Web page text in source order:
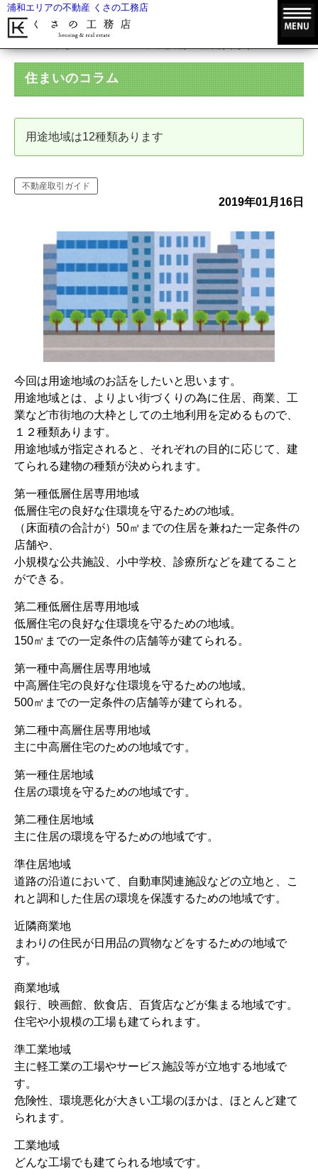
浦和エリアの不動産 くさの工務店
住まいのコラム
用途地域は12種類あります
不動産取引ガイド
2019年01月16日
今回は用途地域のお話をしたいと思います。
用途地域とは、よりよい街づくりの為に住居、商業、工
業など市街地の大枠としての土地利用を定めるもので、
１２種類あります。
用途地域が指定されると、それぞれの目的に応じて、建
てられる建物の種類が決められます。
第一種低層住居専用地域
低層住宅の良好な住環境を守るための地域。
（床面積の合計が）50㎡までの住居を兼ねた一定条件の
店舗や、
小規模な公共施設、小中学校、診療所などを建てること
ができる。
第二種低層住居専用地域
低層住宅の良好な住環境を守るための地域。
150㎡までの一定条件の店舗等が建てられる。
第一種中高層住居専用地域
中高層住宅の良好な住環境を守るための地域。
500㎡までの一定条件の店舗等が建てられる。
第二種中高層住居専用地域
主に中高層住宅のための地域です。
第一種住居地域
住居の環境を守るための地域です。
第二種住居地域
主に住居の環境を守るための地域です。
準住居地域
道路の沿道において、自動車関連施設などの立地と、こ
れと調和した住居の環境を保護するための地域です。
近隣商業地
まわりの住民が日用品の買物などをするための地域で
す。
商業地域
銀行、映画館、飲食店、百貨店などが集まる地域です。
住宅や小規模の工場も建てられます。
準工業地域
主に軽工業の工場やサービス施設等が立地する地域で
す。
危険性、環境悪化が大きい工場のほかは、ほとんど建て
られます。
工業地域
どんな工場でも建てられる地域です。